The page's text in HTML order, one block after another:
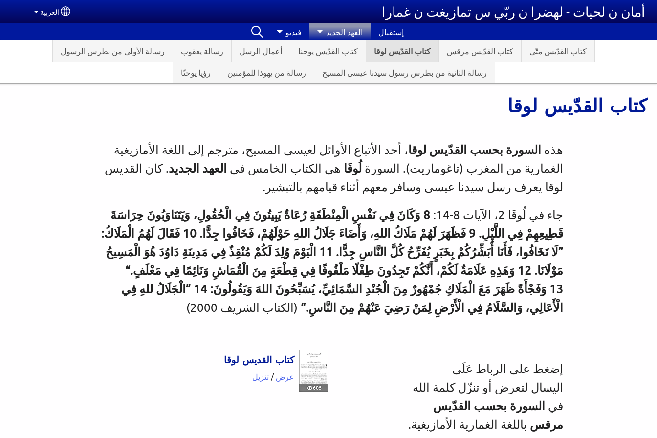
تجاوز إلى المحتوى الرئيسي
أمان ن لحيات - لهضرا ن ربّي س تمازيغت ن غمارا your language
العربية
إستقبال
العهد الجديد
كتاب القدّيس متّى
كتاب القدّيس مرقس كتاب القدّيس لوقا كتاب القدّيس يوحنا أعمال الرسل رسالة يعقوب رسالة الأولى من بطرس الرسول
رسالة الثانية من بطرس رسول سيدنا عيسى المسيح رسالة من يهوذا للمؤمنين رؤيا يوحنّا
فيديو
كتاب القدّيس لوقا
هذه السورة بحسب القدّيس لوقا، أحد الأتباع الأوائل لعيسى المسيح، مترجم إلى اللغة الأمازيغية
الغمارية من المغرب (تاغوماريت). السورة لُوقَا هي الكتاب الخامس في العهد الجديد. كان القديس
لوقا يعرف رسل سيدنا عيسى وسافر معهم أثناء قيامهم بالتبشير.
جاء في لُوقَا 2، الآيات 8-14:
8 وَكَانَ فِي نَفْسِ الْمِنْطَقَةِ رُعَاةٌ يَبِيتُونَ فِي الْحُقُولِ، وَيَتَنَاوَبُونَ حِرَاسَةَ
قَطِيعِهِمْ فِي اللَّيْلِ. 9 فَظَهَرَ لَهُمْ مَلَاكُ اللهِ، وَأَضَاءَ جَلَالُ اللهِ حَوْلَهُمْ، فَخَافُوا جِدًّا. 10 فَقَالَ لَهُمُ الْمَلَاكُ:
”لَا تَخَافُوا، فَأَنَا أُبَشِّرُكُمْ بِخَبَرٍ يُفَرِّحُ كُلَّ النَّاسِ جِدًّا. 11 الْيَوْمَ وُلِدَ لَكُمْ مُنْقِذٌ فِي مَدِينَةِ دَاوُدَ هُوَ الْمَسِيحُ
مَوْلَانَا. 12 وَهَذِهِ عَلَامَةٌ لَكُمْ، أَنَّكُمْ تَجِدُونَ طِفْلًا مَلْفُوفًا فِي قِطْعَةٍ مِنَ الْقُمَاشِ وَنَائِمًا فِي مَعْلَفٍ.“
13 وَفَجْأَةً ظَهَرَ مَعَ الْمَلَاكِ جُمْهُورٌ مِنَ الْجُنْدِ السَّمَائِيِّ، يُسَبِّحُونَ اللهَ وَيَقُولُونَ: 14 ”الْجَلَالُ للهِ فِي
الْأَعَالِي، وَالسَّلَامُ فِي الْأَرْضِ لِمَنْ رَضِيَ عَنْهُمْ مِنَ النَّاسِ.“ (الكتاب الشريف 2000)
إضغط على الرباط عَلَى
اليسال لتعرض أو تنزّل كلمة الله
في السورة بحسب القدّيس
مرقس باللغة الغمارية الأمازيغية.
605 KB
كتاب القديس لوقا
عرض / تنزيل